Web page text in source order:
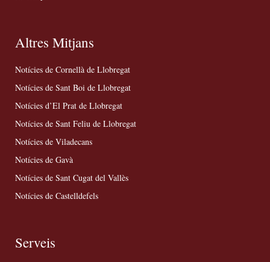
Altres Mitjans
Notícies de Cornellà de Llobregat
Notícies de Sant Boi de Llobregat
Notícies d’El Prat de Llobregat
Notícies de Sant Feliu de Llobregat
Notícies de Viladecans
Notícies de Gavà
Notícies de Sant Cugat del Vallès
Notícies de Castelldefels
Serveis